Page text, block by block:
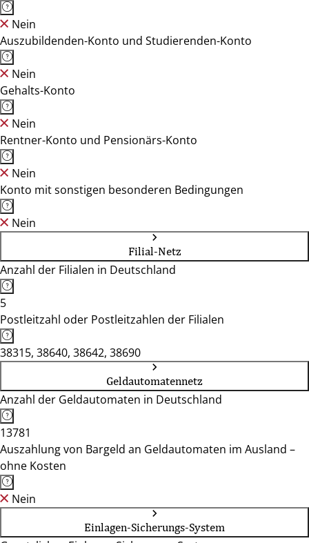
Nein
Auszubildenden-Konto und Studierenden-Konto
Nein
Gehalts-Konto
Nein
Rentner-Konto und Pensionärs-Konto
Nein
Konto mit sonstigen besonderen Bedingungen
Nein
Filial-Netz
Anzahl der Filialen in Deutschland
5
Postleitzahl oder Postleitzahlen der Filialen
38315, 38640, 38642, 38690
Geldautomatennetz
Anzahl der Geldautomaten in Deutschland
13781
Auszahlung von Bargeld an Geldautomaten im Ausland –
ohne Kosten
Nein
Einlagen-Sicherungs-System